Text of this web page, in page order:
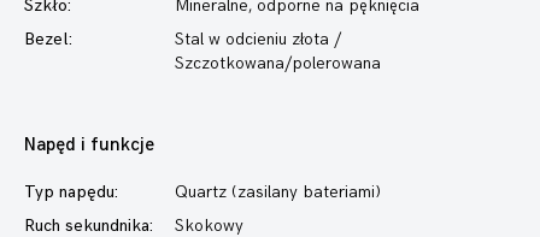
Szkło:
Mineralne, odporne na pęknięcia
Bezel:
Stal w odcieniu złota /
Szczotkowana/polerowana
Napęd i funkcje
Typ napędu:
Quartz (zasilany bateriami)
Ruch sekundnika:
Skokowy